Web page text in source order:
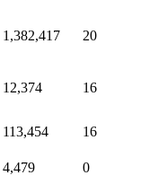
1,382,417 20
12,374 16
113,454 16
4,479 0